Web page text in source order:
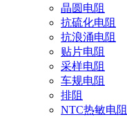
晶圆电阻
抗硫化电阻
抗浪涌电阻
贴片电阻
采样电阻
车规电阻
排阻
NTC热敏电阻